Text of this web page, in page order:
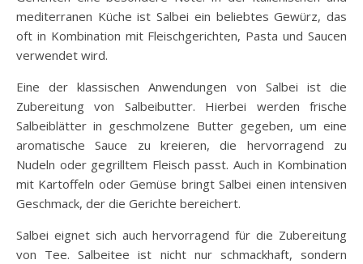
mediterranen Küche ist Salbei ein beliebtes Gewürz, das
oft in Kombination mit Fleischgerichten, Pasta und Saucen
verwendet wird.
Eine der klassischen Anwendungen von Salbei ist die
Zubereitung von Salbeibutter. Hierbei werden frische
Salbeiblätter in geschmolzene Butter gegeben, um eine
aromatische Sauce zu kreieren, die hervorragend zu
Nudeln oder gegrilltem Fleisch passt. Auch in Kombination
mit Kartoffeln oder Gemüse bringt Salbei einen intensiven
Geschmack, der die Gerichte bereichert.
Salbei eignet sich auch hervorragend für die Zubereitung
von Tee. Salbeitee ist nicht nur schmackhaft, sondern